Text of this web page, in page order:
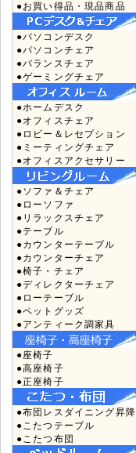
●お買い得品・現品商品
●パソコンデスク
●パソコンチェア
●バランスチェア
●ゲーミングチェア
●ホームデスク
●オフィスチェア
●ロビー＆レセプション
●ミーティングチェア
●オフィスアクセサリー
●ソファ＆チェア
●ローソファ
●リラックスチェア
●テーブル
●カウンターテーブル
●カウンターチェア
●椅子・チェア
●ディレクターチェア
●ローテーブル
●ペットグッズ
●アンティーク調家具
●座椅子
●高座椅子
●正座椅子
●布団レスダイニング昇降
●こたつテーブル
●こたつ布団